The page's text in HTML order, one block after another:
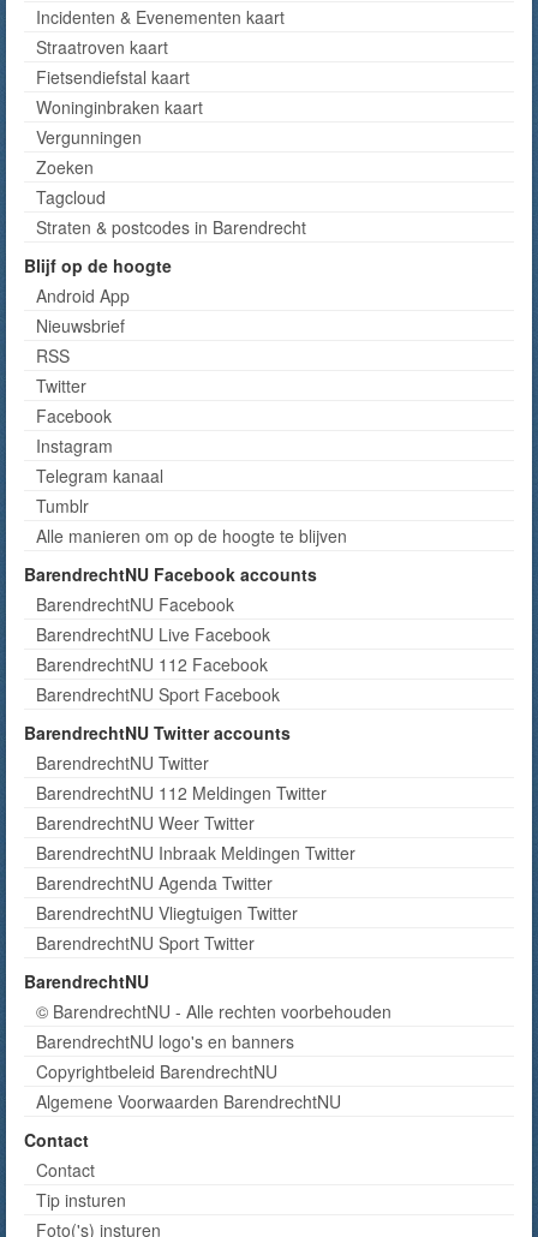
Incidenten & Evenementen kaart
Straatroven kaart
Fietsendiefstal kaart
Woninginbraken kaart
Vergunningen
Zoeken
Tagcloud
Straten & postcodes in Barendrecht
Blijf op de hoogte
Android App
Nieuwsbrief
RSS
Twitter
Facebook
Instagram
Telegram kanaal
Tumblr
Alle manieren om op de hoogte te blijven
BarendrechtNU Facebook accounts
BarendrechtNU Facebook
BarendrechtNU Live Facebook
BarendrechtNU 112 Facebook
BarendrechtNU Sport Facebook
BarendrechtNU Twitter accounts
BarendrechtNU Twitter
BarendrechtNU 112 Meldingen Twitter
BarendrechtNU Weer Twitter
BarendrechtNU Inbraak Meldingen Twitter
BarendrechtNU Agenda Twitter
BarendrechtNU Vliegtuigen Twitter
BarendrechtNU Sport Twitter
BarendrechtNU
© BarendrechtNU - Alle rechten voorbehouden
BarendrechtNU logo's en banners
Copyrightbeleid BarendrechtNU
Algemene Voorwaarden BarendrechtNU
Contact
Contact
Tip insturen
Foto('s) insturen